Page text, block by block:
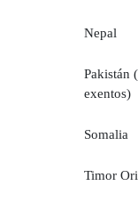
Nepal
Pakistán
exentos)
Somalia
Timor